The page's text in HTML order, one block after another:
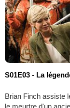
S01E03 - La
Brian Finch assiste
le meurtre d'un